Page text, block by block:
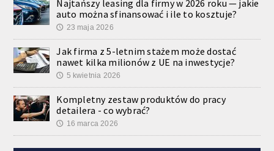
Najtańszy leasing dla firmy w 2026 roku — jakie
auto można sfinansować i ile to kosztuje?
🕔 23 maja 2026
Jak firma z 5-letnim stażem może dostać
nawet kilka milionów z UE na inwestycje?
🕔 5 kwietnia 2026
Kompletny zestaw produktów do pracy
detailera - co wybrać?
🕔 16 marca 2026